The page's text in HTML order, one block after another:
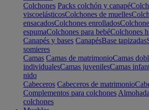
Colchones Packs colchón y canapé
viscoelásticosColchones de muelles
ensacadosColchones enrollados
espumaColchones para bebéColchones
Canapés y bases CanapésBase tapizadas
somieres
Camas Camas de matrimonioCamas
individualesCamas juvenilesCamas
nido
Cabeceros Cabeceros de matrimonio
Complementos para colchones
colchones